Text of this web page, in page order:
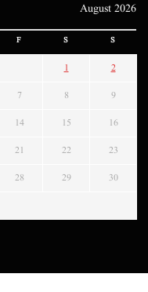
August 2026
F S S
1 2
7 8 9
14 15 16
21 22 23
28 29 30